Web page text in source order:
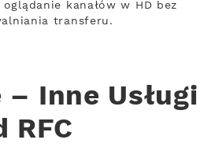
kanałów w HD bez
transferu.
Inne Usługi
RFC